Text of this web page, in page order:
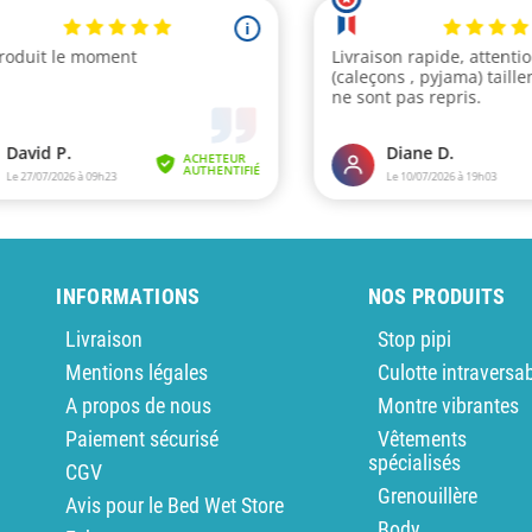
INFORMATIONS
Livraison
Mentions légales
A propos de nous
Paiement sécurisé
CGV
Avis pour le Bed Wet Store
NOS PRODUITS
Stop pipi
Culotte
Montre vibrantes
Vêtements
spécialisés
Grenouillère